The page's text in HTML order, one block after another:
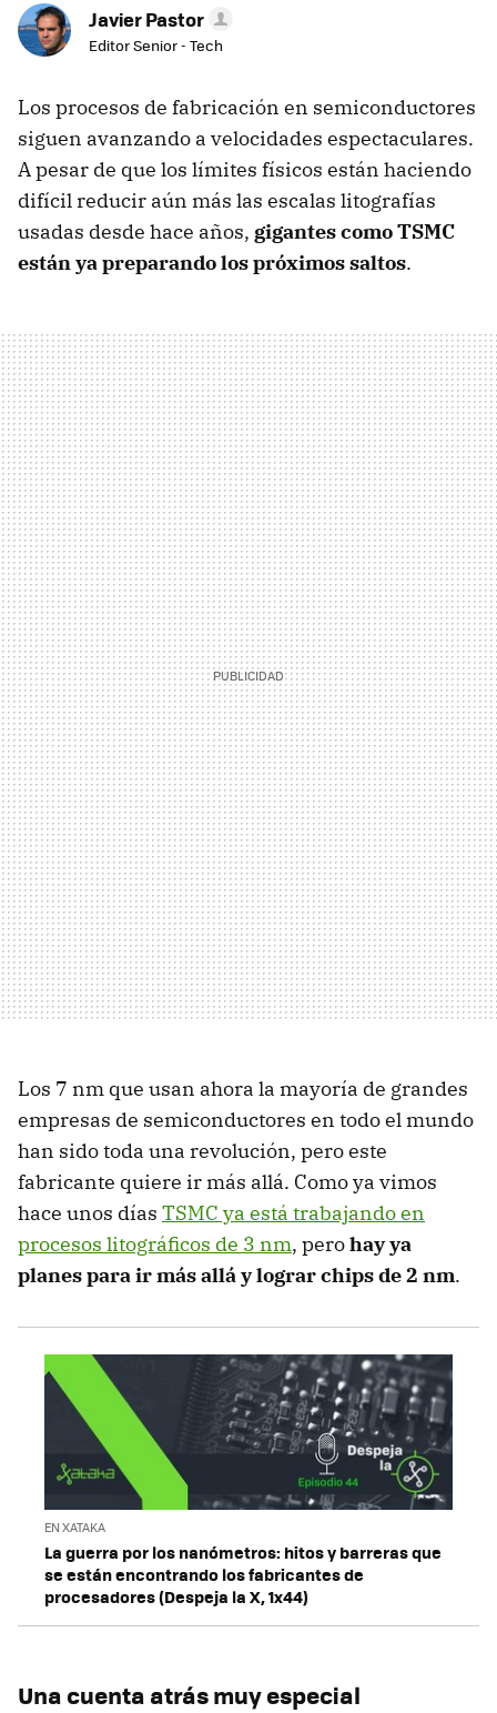
Javier Pastor
Editor Senior - Tech
Los procesos de fabricación en semiconductores
siguen avanzando a velocidades espectaculares.
A pesar de que los límites físicos están haciendo
difícil reducir aún más las escalas litografías
usadas desde hace años, gigantes como TSMC
están ya preparando los próximos saltos.
Los 7 nm que usan ahora la mayoría de grandes
empresas de semiconductores en todo el mundo
han sido toda una revolución, pero este
fabricante quiere ir más allá. Como ya vimos
hace unos días TSMC ya está trabajando en
procesos litográficos de 3 nm, perohay ya
planes para ir más allá y lograr chips de 2 nm.
EN XATAKA
La guerra por los nanómetros: hitos y barreras que
se están encontrando los fabricantes de
procesadores (Despeja la X, 1x44)
Una cuenta atrás muy especial